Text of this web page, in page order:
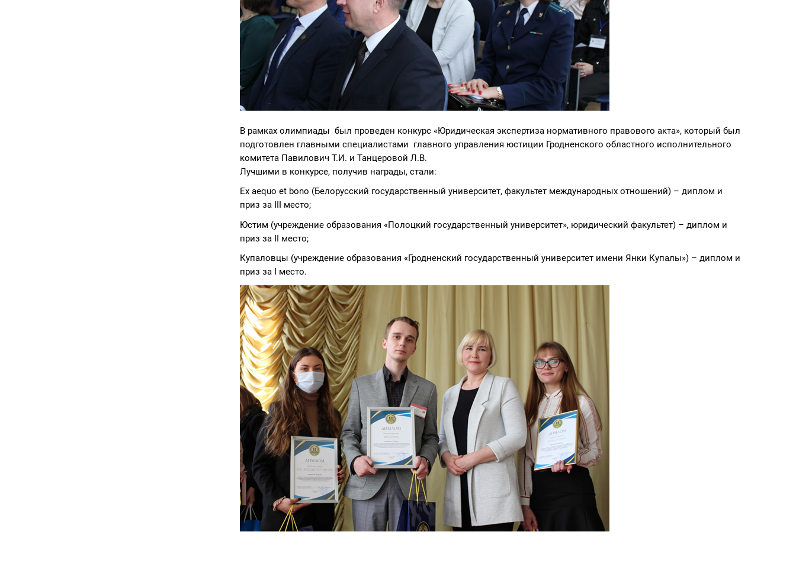
В рамках олимпиады был проведен конкурс «Юридическая экспертиза нормативного правового акта», который был
подготовлен главными специалистами главного управления юстиции Гродненского областного исполнительного
комитета Павилович Т.И. и Танцеровой Л.В.
Лучшими в конкурсе, получив награды, стали:
Ex aequo et bono (Белорусский государственный университет, факультет международных отношений) – диплом и
приз за III место;
Юстим (учреждение образования «Полоцкий государственный университет», юридический факультет) – диплом и
приз за II место;
Купаловцы (учреждение образования «Гродненский государственный университет имени Янки Купалы») – диплом и
приз за I место.